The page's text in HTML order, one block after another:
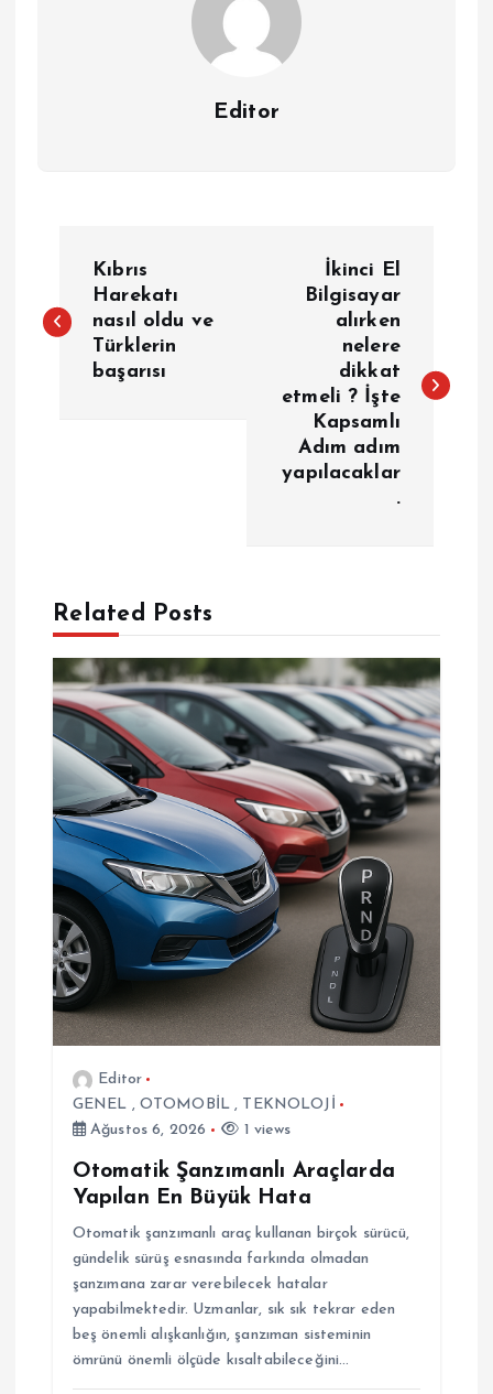
Editor
a
n
m
e
Kıbrıs
Harekatı
nasıl oldu ve
Türklerin
başarısı
İkinci El
Bilgisayar
alırken
nelere
dikkat
etmeli ? İşte
Kapsamlı
Adım adım
yapılacaklar
.
Related Posts
Editor
GENEL , OTOMOBİL , TEKNOLOJİ
Ağustos 6, 2026
1 views
Otomatik Şanzımanlı Araçlarda
Yapılan En Büyük Hata
Otomatik şanzımanlı araç kullanan birçok sürücü,
gündelik sürüş esnasında farkında olmadan
şanzımana zarar verebilecek hatalar
yapabilmektedir. Uzmanlar, sık sık tekrar eden
beş önemli alışkanlığın, şanzıman sisteminin
ömrünü önemli ölçüde kısaltabileceğini…